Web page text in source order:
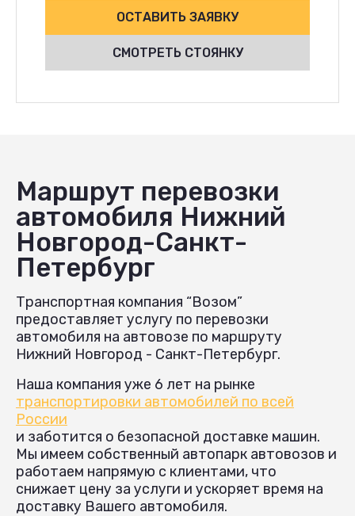
ОСТАВИТЬ ЗАЯВКУ
СМОТРЕТЬ СТОЯНКУ
Маршрут перевозки
автомобиля Нижний
Новгород-Санкт-
Петербург
Транспортная компания “Возом”
предоставляет услугу по перевозки
автомобиля на автовозе по маршруту
Нижний Новгород - Санкт-Петербург.
Наша компания уже 6 лет на рынке
транспортировки автомобилей по всей
России
и заботится о безопасной доставке машин.
Мы имеем собственный автопарк автовозов и
работаем напрямую с клиентами, что
снижает цену за услуги и ускоряет время на
доставку Вашего автомобиля.